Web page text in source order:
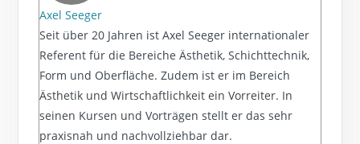
Axel Seeger
Seit über 20 Jahren ist Axel Seeger internationaler
Referent für die Bereiche Ästhetik, Schichttechnik,
Form und Oberfläche. Zudem ist er im Bereich
Ästhetik und Wirtschaftlichkeit ein Vorreiter. In
seinen Kursen und Vorträgen stellt er das sehr
praxisnah und nachvollziehbar dar.